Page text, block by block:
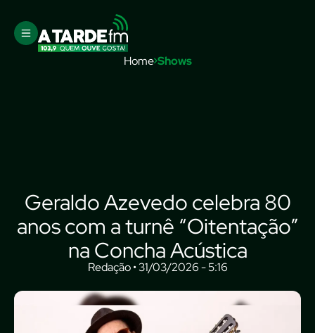
Home Shows
Geraldo Azevedo celebra 80
anos com a turnê “Oitentação”
na Concha Acústica
Redação • 31/03/2026 - 5:16